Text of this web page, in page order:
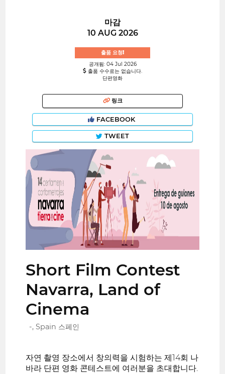
마감
10 AUG 2026
출품 요청!
공개됨: 04 Jul 2026
출품 수수료는 없습니다.
단편영화
링크
FACEBOOK
TWEET
Short Film Contest
Navarra, Land of
Cinema
-, Spain 스페인
자연 촬영 장소에서 창의력을 시험하는 제14회 나
바라 단편 영화 콘테스트에 여러분을 초대합니다.